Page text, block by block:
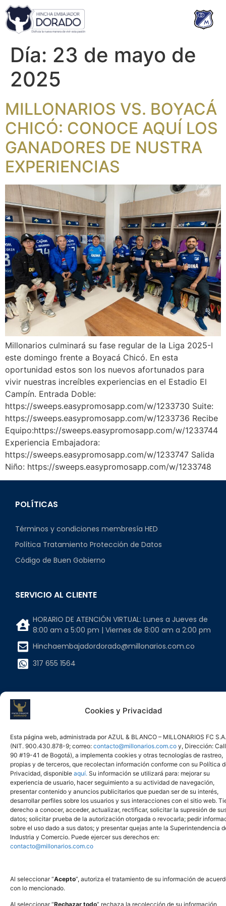
Cookies y Privacidad
Esta página web, administrada por AZUL & BLANCO – MILLONARIOS FC S.A.
(NIT. 900.430.878-9; correo: contacto@millonarios.com.co y, Dirección:
90 #19-41 de Bogotá), a implementa cookies y otras tecnologías de rastreo,
propias y de terceros, que recolectan información conforme con su Política
Privacidad, disponible aquí. Su información se utilizará para: mejorar su
experiencia de usuario, hacer seguimiento a su actividad de navegación,
presentar contenido y anuncios publicitarios que puedan ser de su interés,
desarrollar perfiles sobre los usuarios y sus interacciones con el sitio web.
derecho a conocer, acceder, actualizar, rectificar, solicitar la supresión de
datos; solicitar prueba de la autorización otorgada o revocarla; pedir
sobre el uso dado a sus datos; y presentar quejas ante la Superintendencia
Industria y Comercio. Puede ejercer sus derechos en:
contacto@millonarios.com.co
Al seleccionar “Acepto”, autoriza el tratamiento de su información de
con lo mencionado.
Al seleccionar “Rechazar todo” rechaza la recolección de su información
Día: 23 de mayo de
2025
MILLONARIOS VS. BOYACÁ
CHICÓ: CONOCE AQUÍ LOS
GANADORES DE NUSTRA
EXPERIENCIAS
Millonarios culminará su fase regular de la Liga 2025-I
este domingo frente a Boyacá Chicó. En esta
oportunidad estos son los nuevos afortunados para
vivir nuestras increíbles experiencias en el Estadio El
Campín. Entrada Doble:
https://sweeps.easypromosapp.com/w/1233730 Suite:
https://sweeps.easypromosapp.com/w/1233736 Recibe
Equipo:https://sweeps.easypromosapp.com/w/1233744
Experiencia Embajadora:
https://sweeps.easypromosapp.com/w/1233747 Salida
Niño: https://sweeps.easypromosapp.com/w/1233748
POLÍTICAS
Términos y condiciones membresía HED
Política Tratamiento Protección de Datos
Código de Buen Gobierno
SERVICIO AL CLIENTE
HORARIO DE ATENCIÓN VIRTUAL: Lunes a Jueves de
8:00 am a 5:00 pm | Viernes de 8:00 am a 2:00 pm
Hinchaembajadordorado@millonarios.com.co
317 655 1564
INFORMACIÓN LEGAL
NIT 900430878-9
Calle 90 # 19-41 Ofc. 702 Bogotá, Colombia